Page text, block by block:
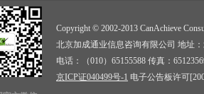
Copyright © 2002-2013 CanAchieve
北京加成通业信息咨询有限公司 地址
电话：（010）65155588 传真：
京ICP证040499号-1 电子公告板许可